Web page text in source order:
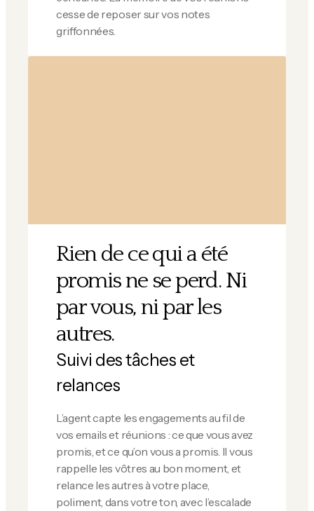
cesse de reposer sur vos notes
griffonnées.
Rien de ce qui a été
promis ne se perd. Ni
par vous, ni par les
autres.
Suivi des tâches et
relances
L’agent capte les engagements au fil de
vos emails et réunions : ce que vous avez
promis, et ce qu’on vous a promis. Il vous
rappelle les vôtres au bon moment, et
relance les autres à votre place,
poliment, dans votre ton, avec l’escalade